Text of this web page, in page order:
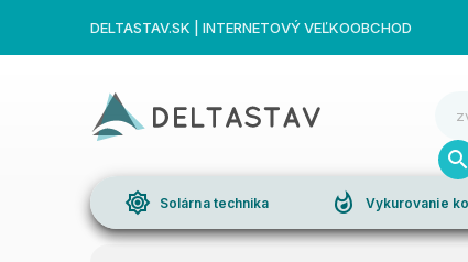
DELTASTAV.SK | INTERNETOVÝ VEĽKOOBCHOD
brightness_high Solárna technika whatshot Vykurovanie